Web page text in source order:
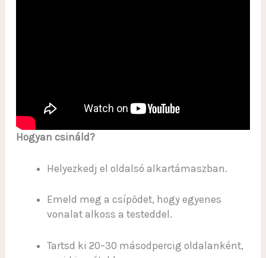
Hogyan csináld?
Helyezkedj el oldalsó alkartámaszban.
Emeld meg a csípődet, hogy egyenes
vonalat alkoss a testeddel.
Tartsd ki 20–30 másodpercig oldalanként,